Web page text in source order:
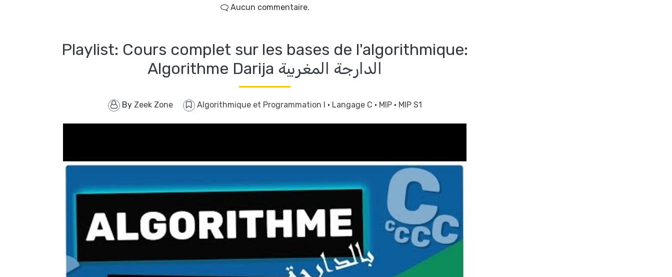
Aucun commentaire.
Playlist: Cours complet sur les bases de l'algorithmique:
Algorithme Darija الدارجة المغربية
By Zeek Zone Algorithmique et Programmation I · Langage C · MIP · MIP S1